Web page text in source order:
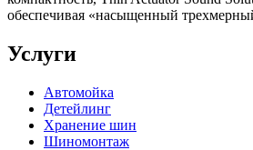
обеспечивая «насыщенный
Услуги
Автомойка
Детейлинг
Хранение шин
Шиномонтаж